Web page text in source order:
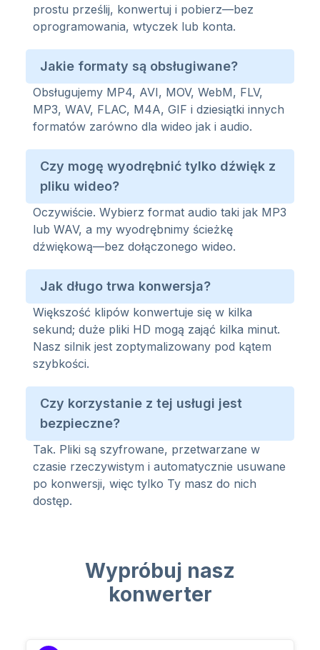
prostu prześlij, konwertuj i pobierz—bez
oprogramowania, wtyczek lub konta.
Jakie formaty są obsługiwane?
Obsługujemy MP4, AVI, MOV, WebM, FLV,
MP3, WAV, FLAC, M4A, GIF i dziesiątki innych
formatów zarówno dla wideo jak i audio.
Czy mogę wyodrębnić tylko dźwięk z
pliku wideo?
Oczywiście. Wybierz format audio taki jak MP3
lub WAV, a my wyodrębnimy ścieżkę
dźwiękową—bez dołączonego wideo.
Jak długo trwa konwersja?
Większość klipów konwertuje się w kilka
sekund; duże pliki HD mogą zająć kilka minut.
Nasz silnik jest zoptymalizowany pod kątem
szybkości.
Czy korzystanie z tej usługi jest
bezpieczne?
Tak. Pliki są szyfrowane, przetwarzane w
czasie rzeczywistym i automatycznie usuwane
po konwersji, więc tylko Ty masz do nich
dostęp.
Wypróbuj nasz
konwerter